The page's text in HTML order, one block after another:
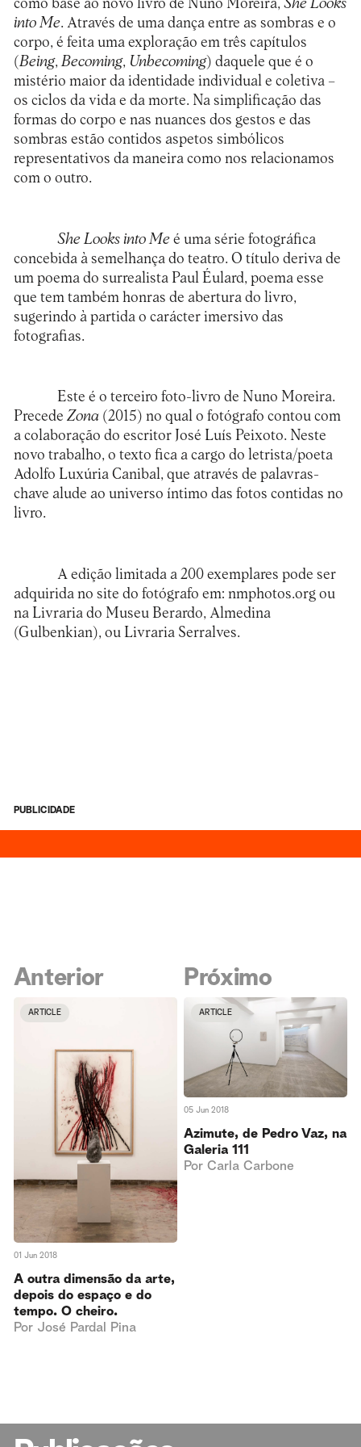
como base ao novo livro de Nuno Moreira, She Looks
into Me. Através de uma dança entre as sombras e o
corpo, é feita uma exploração em três capítulos
(Being,Becoming, Unbecoming) daquele que é o
mistério maior da identidade individual e coletiva –
os ciclos da vida e da morte. Na simplificação das
formas do corpo e nas nuances dos gestos e das
sombras estão contidos aspetos simbólicos
representativos da maneira como nos relacionamos
com o outro.
She Looks into Meé uma série fotográfica
concebida à semelhança do teatro. O título deriva de
um poema do surrealista Paul Éulard, poema esse
que tem também honras de abertura do livro,
sugerindo à partida o carácter imersivo das
fotografias.
Este é o terceiro foto-livro de Nuno Moreira.
Precede Zona(2015) no qual o fotógrafo contou com
a colaboração do escritor José Luís Peixoto. Neste
novo trabalho, o texto fica a cargo do letrista/poeta
Adolfo Luxúria Canibal, que através de palavras-
chave alude ao universo íntimo das fotos contidas no
livro.
A edição limitada a 200 exemplares pode ser
adquirida no site do fotógrafo em: nmphotos.orgou
na Livraria do Museu Berardo, Almedina
(Gulbenkian), ou Livraria Serralves.
PUBLICIDADE
Anterior
ARTICLE
01 Jun 2018
A outra dimensão da arte,
depois do espaço e do
tempo. O cheiro.
Por José Pardal Pina
Próximo
ARTICLE
05 Jun 2018
Azimute, de Pedro Vaz, na
Galeria 111
Por Carla Carbone